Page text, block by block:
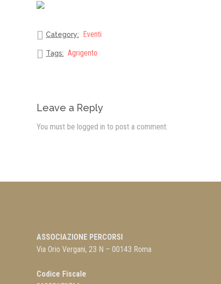
Category: Eventi
Tags: Agrigento
Leave a Reply
You must be logged in to post a comment.
ASSOCIAZIONE PERCORSI
Via Orio Vergani, 23 N – 00143 Roma
Codice Fiscale